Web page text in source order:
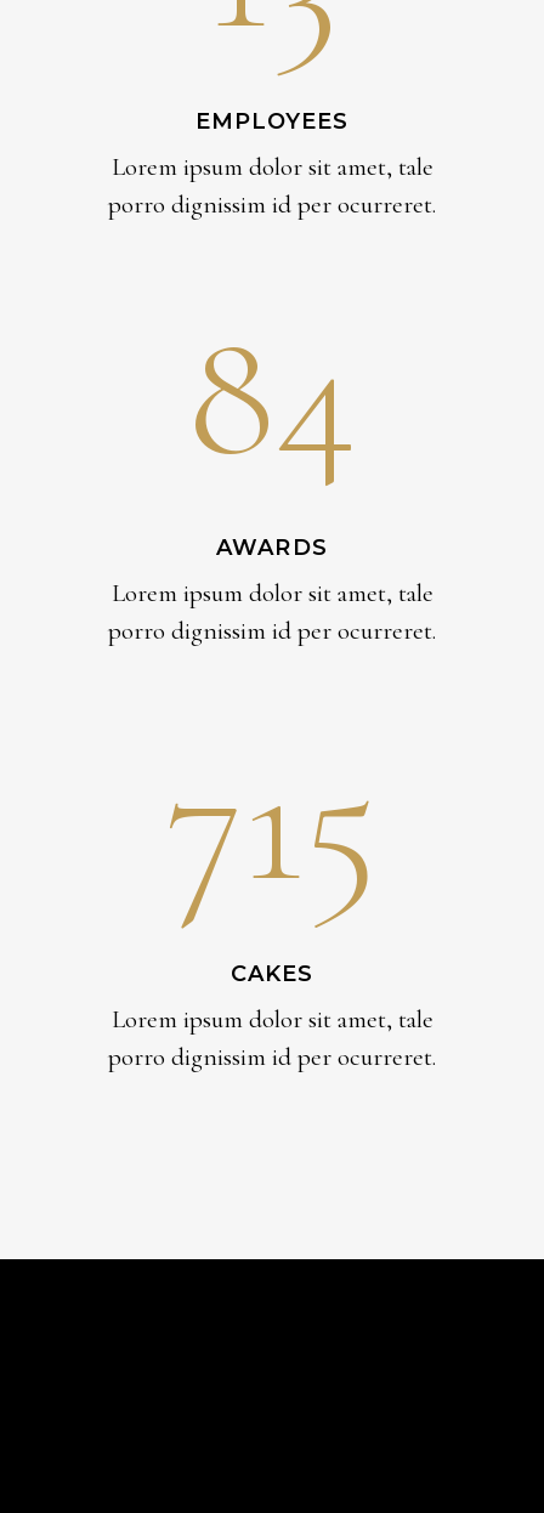
EMPLOYEES
Lorem ipsum dolor sit amet, tale
porro dignissim id per ocurreret.
84
AWARDS
Lorem ipsum dolor sit amet, tale
porro dignissim id per ocurreret.
715
CAKES
Lorem ipsum dolor sit amet, tale
porro dignissim id per ocurreret.